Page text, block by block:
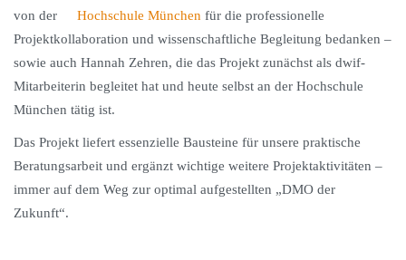
von der
Hochschule München für die professionelle
Projektkollaboration und wissenschaftliche Begleitung bedanken –
sowie auch Hannah Zehren, die das Projekt zunächst als dwif-
Mitarbeiterin begleitet hat und heute selbst an der Hochschule
München tätig ist.
Das Projekt liefert essenzielle Bausteine für unsere praktische
Beratungsarbeit und ergänzt wichtige weitere Projektaktivitäten –
immer auf dem Weg zur optimal aufgestellten „DMO der
Zukunft“.